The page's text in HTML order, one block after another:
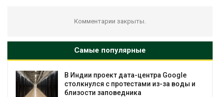
Комментарии закрыты.
Самые популярные
В Индии проект дата-центра Google
столкнулся с протестами из-за воды и
близости заповедника